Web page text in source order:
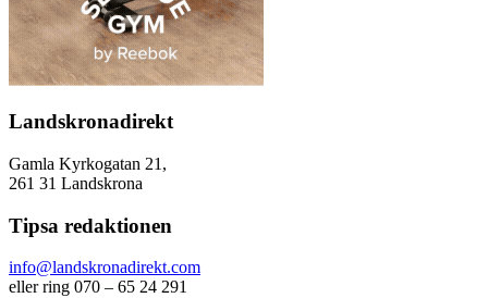
Landskronadirekt
Gamla Kyrkogatan 21,
261 31 Landskrona
Tipsa redaktionen
info@landskronadirekt.com
eller ring 070 – 65 24 291